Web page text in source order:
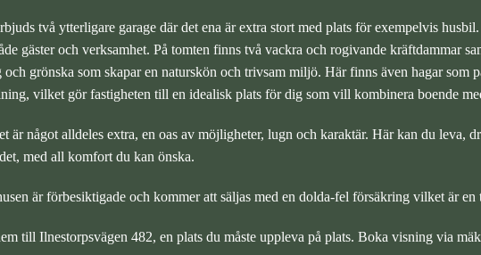
två ytterligare garage där det ena är extra stort med plats för exempelvis
gäster och verksamhet. På tomten finns två vackra och rogivande kräftdammar
grönska som skapar en naturskön och trivsam miljö. Här finns även hagar som
vilket gör fastigheten till en idealisk plats för dig som vill kombinera boende
är något alldeles extra, en oas av möjligheter, lugn och karaktär. Här kan du leva,
med all komfort du kan önska.
är förbesiktigade och kommer att säljas med en dolda-fel försäkring vilket är
till Ilnestorpsvägen 482, en plats du måste uppleva på plats. Boka visning via